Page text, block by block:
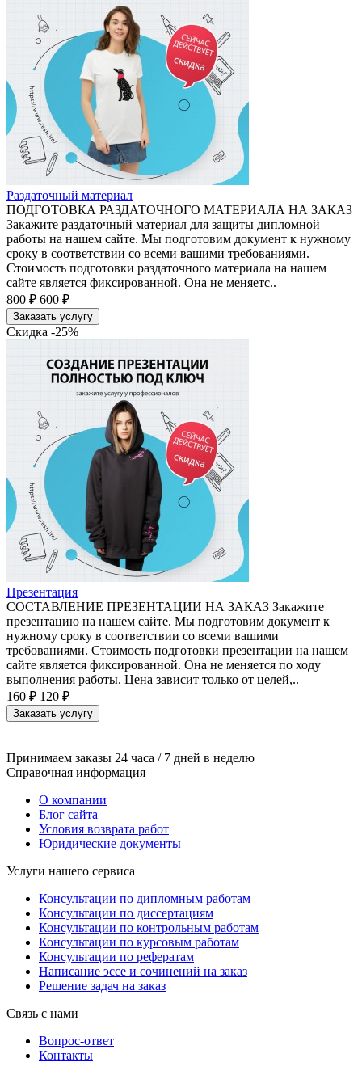
Раздаточный материал
ПОДГОТОВКА РАЗДАТОЧНОГО МАТЕРИАЛА НА ЗАКАЗ
Закажите раздаточный материал для защиты дипломной
работы на нашем сайте. Мы подготовим документ к нужному
сроку в соответствии со всеми вашими требованиями.
Стоимость подготовки раздаточного материала на нашем
сайте является фиксированной. Она не меняетс..
800 ₽ 600 ₽
Заказать услугу
Скидка -25%
Презентация
СОСТАВЛЕНИЕ ПРЕЗЕНТАЦИИ НА ЗАКАЗ Закажите
презентацию на нашем сайте. Мы подготовим документ к
нужному сроку в соответствии со всеми вашими
требованиями. Стоимость подготовки презентации на нашем
сайте является фиксированной. Она не меняется по ходу
выполнения работы. Цена зависит только от целей,..
160 ₽ 120 ₽
Заказать услугу
Принимаем заказы 24 часа / 7 дней в неделю
Справочная информация
О компании
Блог сайта
Условия возврата работ
Юридические документы
Услуги нашего сервиса
Консультации по дипломным работам
Консультации по диссертациям
Консультации по контрольным работам
Консультации по курсовым работам
Консультации по рефератам
Написание эссе и сочинений на заказ
Решение задач на заказ
Связь с нами
Вопрос-ответ
Контакты